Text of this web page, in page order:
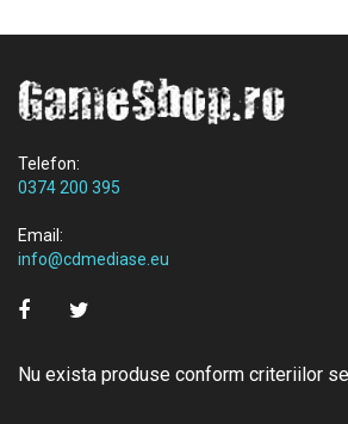
Telefon:
0374 200 395
Email:
info@cdmediase.eu
Nu exista produse conform criteriilor